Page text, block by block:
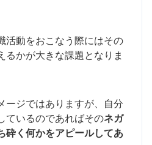
活動をおこなう際にはその
るかが大きな課題となりま
ージではありますが、自分
ているのであればそのネガ
砕く何かをアピールしてあ